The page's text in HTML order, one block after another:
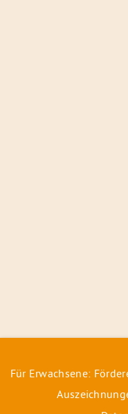
Für Erwachsene: